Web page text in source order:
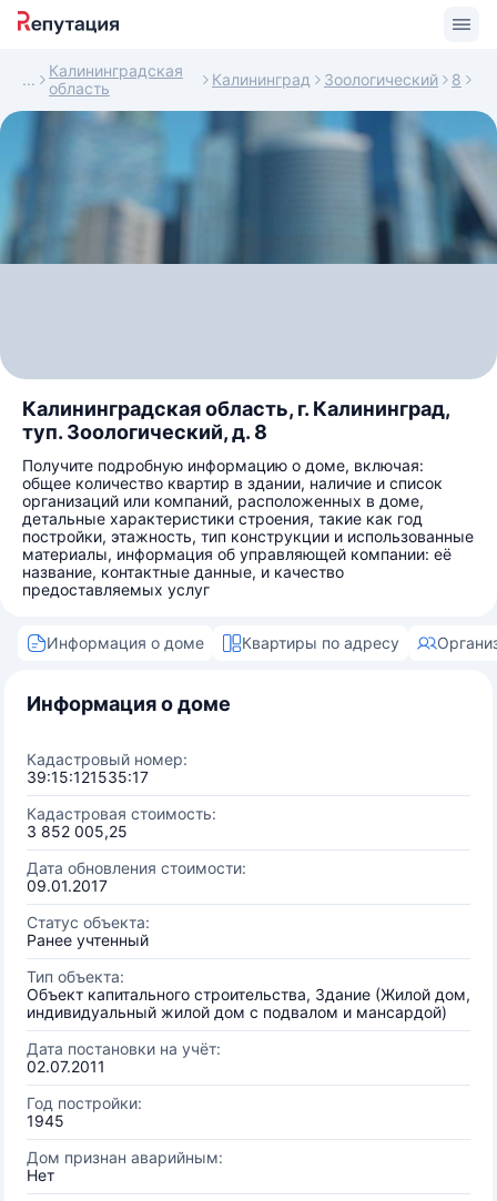
Калининградская
область
Калининград Зоологический 8
Калининградская область, г. Калининград,
туп. Зоологический, д. 8
Получите подробную информацию о доме, включая:
общее количество квартир в здании, наличие и список
организаций или компаний, расположенных в доме,
детальные характеристики строения, такие как год
постройки, этажность, тип конструкции и использованные
материалы, информация об управляющей компании: её
название, контактные данные, и качество
предоставляемых услуг
Информация о доме Квартиры по адресу
Информация о доме
Кадастровый номер:
39:15:121535:17
Кадастровая стоимость:
3 852 005,25
Дата обновления стоимости:
09.01.2017
Статус объекта:
Ранее учтенный
Тип объекта:
Объект капитального строительства, Здание (Жилой дом,
индивидуальный жилой дом с подвалом и мансардой)
Дата постановки на учёт:
02.07.2011
Год постройки:
1945
Дом признан аварийным:
Нет